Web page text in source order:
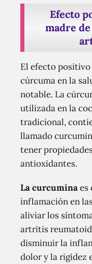
Efecto
madre
El efecto
cúrcuma en la
notable. La
utilizada en la
tradicional,
llamado
tener
antioxidantes.
La curcuminaes
inflamación en
aliviar los
artritis
disminuir la
dolor y la rigidez